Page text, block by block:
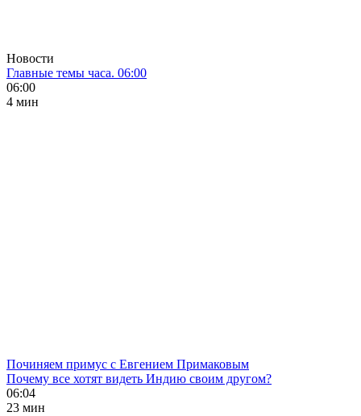
Новости
Главные темы часа. 06:00
06:00
4 мин
Починяем примус с Евгением Примаковым
Почему все хотят видеть Индию своим другом?
06:04
23 мин